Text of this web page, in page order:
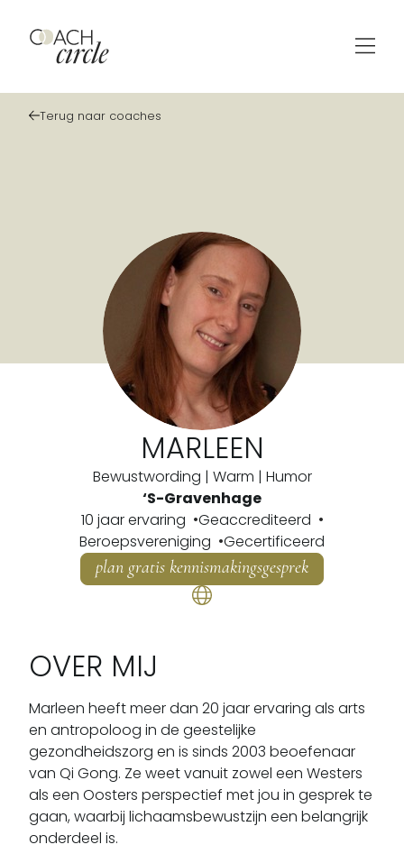
Terug naar coaches
MARLEEN
Bewustwording | Warm | Humor
‘S-Gravenhage
10 jaar ervaring
Geaccrediteerd
Beroepsvereniging
Gecertificeerd
plan gratis kennismakingsgesprek
OVER MIJ
Marleen heeft meer dan 20 jaar ervaring als arts
en antropoloog in de geestelijke
gezondheidszorg en is sinds 2003 beoefenaar
van Qi Gong. Ze weet vanuit zowel een Westers
als een Oosters perspectief met jou in gesprek te
gaan, waarbij lichaamsbewustzijn een belangrijk
onderdeel is.